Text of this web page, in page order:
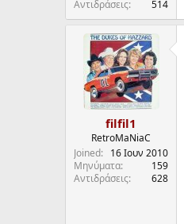
ξ
η
ς
Αντιδράσεις
514
filfil1
RetroMaNiaC
Joined
16 Ιουν 2010
Μηνύματα
159
Αντιδράσεις
628